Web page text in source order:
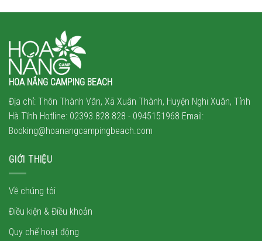
HOA NẮNG CAMPING BEACH
Địa chỉ: Thôn Thành Vân, Xã Xuân Thành, Huyện Nghi Xuân, Tỉnh
Hà Tĩnh Hotline: 02393.828.828 - 0945151968 Email:
Booking@hoanangcampingbeach.com
GIỚI THIỆU
Về chúng tôi
Điều kiện & Điều khoản
Quy chế hoạt động